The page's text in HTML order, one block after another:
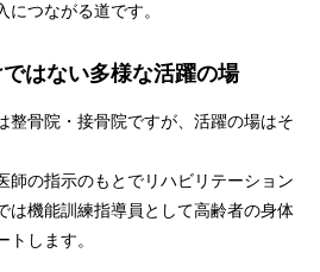
につながる道です。
はない多様な活躍の場
整骨院・接骨院ですが、活躍の場はそ
師の指示のもとでリハビリテーション
は機能訓練指導員として高齢者の身体
します。